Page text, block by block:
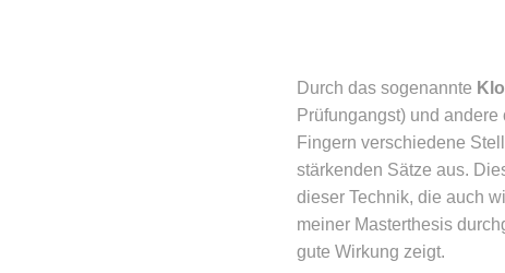
Durch das sogenannte
Prüfungangst) und andere
Fingern verschiedene
stärkenden Sätze aus.
dieser Technik, die auch
meiner Masterthesis
gute Wirkung zeigt.